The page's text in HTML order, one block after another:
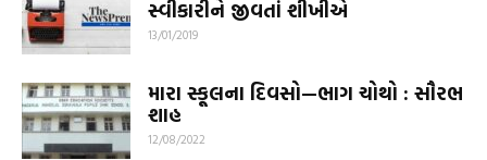
સ્વીકારીને જીવતાં શીખીએ
13/01/2019
મારા સ્કૂલના દિવસો—ભાગ ચોથો : સૌરભ
શાહ
12/08/2022